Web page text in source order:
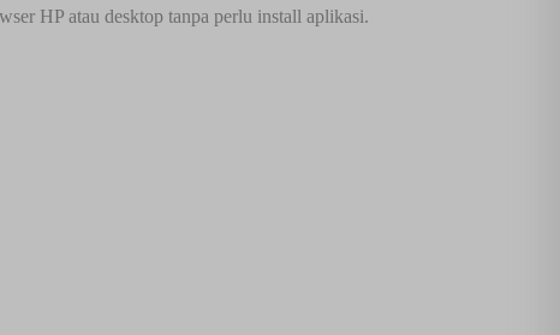
HP atau desktop tanpa perlu install aplikasi.